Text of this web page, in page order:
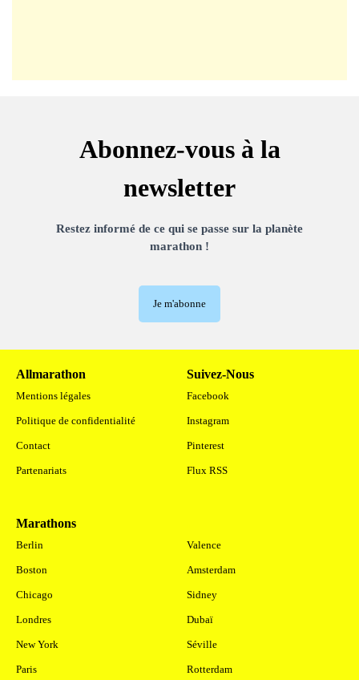
Abonnez-vous à la
newsletter
Restez informé de ce qui se passe sur la planète
marathon !
Je m'abonne
Allmarathon
Mentions légales
Politique de confidentialité
Contact
Partenariats
Suivez-Nous
Facebook
Instagram
Pinterest
Flux RSS
Marathons
Berlin
Boston
Chicago
Londres
New York
Paris
Valence
Amsterdam
Sidney
Dubaï
Séville
Rotterdam